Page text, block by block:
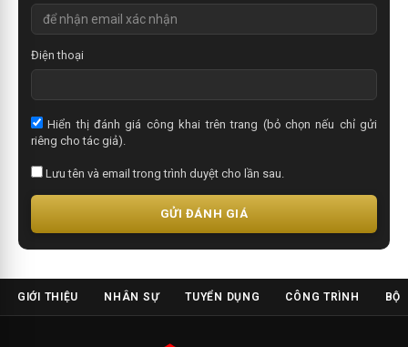
Điện thoại
Hiển thị đánh giá công khai trên trang (bỏ chọn nếu chỉ gửi
riêng cho tác giả).
Lưu tên và email trong trình duyệt cho lần sau.
GỬI ĐÁNH GIÁ
GIỚI THIỆU NHÂN SỰ TUYỂN DỤNG CÔNG TRÌNH BỘ